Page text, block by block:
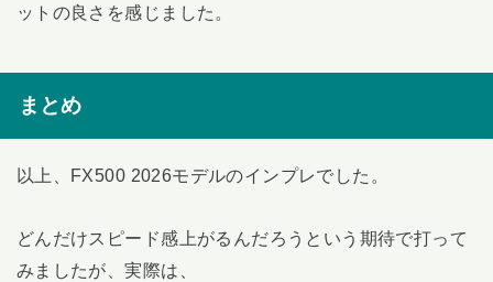
ットの良さを感じました。
まとめ
以上、FX500 2026モデルのインプレでした。
どんだけスピード感上がるんだろうという期待で打って
みましたが、実際は、